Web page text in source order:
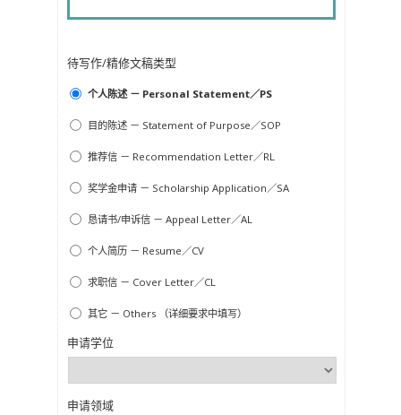
待写作/精修文稿类型
个人陈述 － Personal Statement／PS
目的陈述 － Statement of Purpose／SOP
推荐信 － Recommendation Letter／RL
奖学金申请 － Scholarship Application／SA
恳请书/申诉信 － Appeal Letter／AL
个人简历 － Resume／CV
求职信 － Cover Letter／CL
其它 － Others （详细要求中填写）
申请学位
申请领域